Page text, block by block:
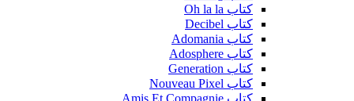
کتاب Oh la la
کتاب Decibel
کتاب Adomania
کتاب Adosphere
کتاب Generation
کتاب Nouveau Pixel
کتاب Amis Et Compagnie